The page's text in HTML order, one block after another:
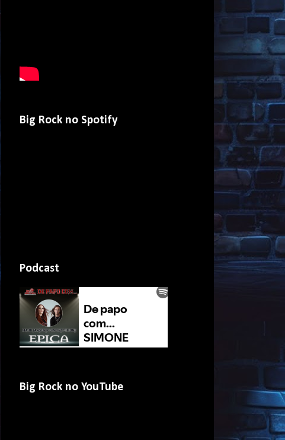
Big Rock no Spotify
Podcast
Big Rock no YouTube